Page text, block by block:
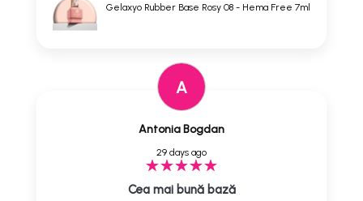
Gelaxyo Rubber Base Rosy 08 - Hema Free 7ml
A
Antonia Bogdan
29 days ago
Cea mai bună bază